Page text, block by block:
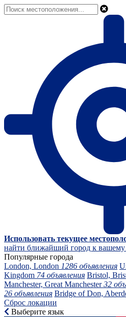
Использовать текущее
найти ближайший город к
Популярные города
London, London 1286 объявления
Kingdom 74 объявления Bristol,
Manchester, Great Manchester32
26 объявления Bridge of Don,
Сброс локации
Выберите язык